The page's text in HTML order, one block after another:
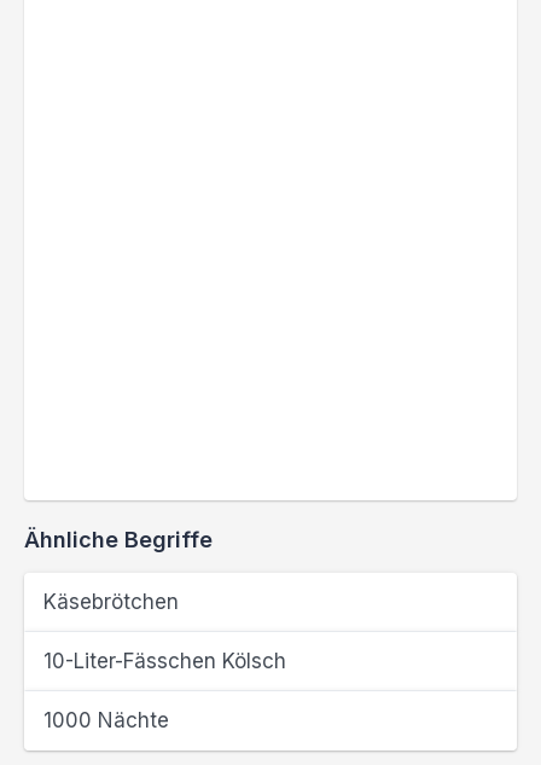
Ähnliche Begriffe
Käsebrötchen
10-Liter-Fässchen Kölsch
1000 Nächte